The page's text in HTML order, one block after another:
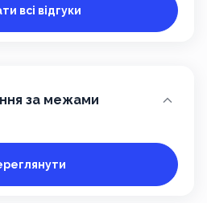
всі відгуки
за межами